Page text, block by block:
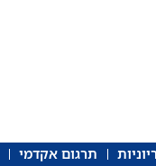
תרגום אקדמי